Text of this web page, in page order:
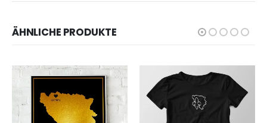
ÄHNLICHE PRODUKTE